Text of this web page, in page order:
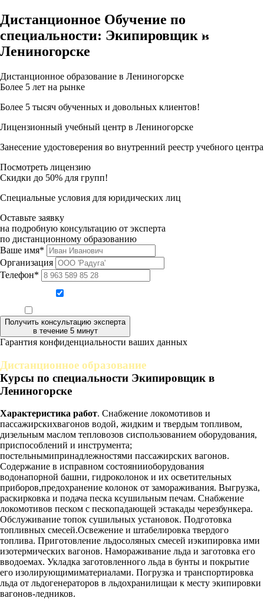
Дистанционное Обучение по
специальности: Экипировщик в
Лениногорске
Дистанционное образование в Лениногорске
Более 5 лет на рынке
Более 5 тысяч обученных и довольных клиентов!
Лицензионный учебный центр в Лениногорске
Занесение удостоверения во внутренний реестр учебного центра
Посмотреть лицензию
Скидки до 50% для групп!
Специальные условия для юридических лиц
Оставьте заявку
на подробную консультацию от эксперта
по дистанционному образованию
Ваше имя*
Организация
Телефон*
Получить консультацию эксперта
в течение 5 минут
Гарантия конфиденциальности ваших данных
Дистанционное образование
Курсы по специальности Экипировщик в
Лениногорске
Характеристика работ. Снабжение локомотивов и
пассажирскихвагонов водой, жидким и твердым топливом,
дизельным маслом тепловозов сиспользованием оборудования,
приспособлений и инструмента;
постельнымипринадлежностями пассажирских вагонов.
Содержание в исправном состоянииоборудования
водонапорной башни, гидроколонок и их осветительных
приборов,предохранение колонок от замораживания. Выгрузка,
раскирковка и подача песка ксушильным печам. Снабжение
локомотивов песком с пескопадающей эстакады черезбункера.
Обслуживание топок сушильных установок. Подготовка
топливных смесей.Освежение и штабелировка твердого
топлива. Приготовление льдосоляных смесей иэкипировка ими
изотермических вагонов. Намораживание льда и заготовка его
вводоемах. Укладка заготовленного льда в бунты и покрытие
его изолирующимиматериалами. Погрузка и транспортировка
льда от льдогенераторов в льдохранилищаи к месту экипировки
вагонов-ледников.